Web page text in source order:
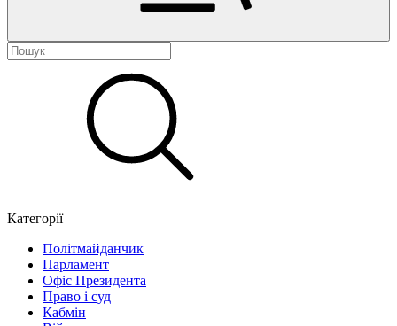
Категорії
Політмайданчик
Парламент
Офіс Президента
Право і суд
Кабмін